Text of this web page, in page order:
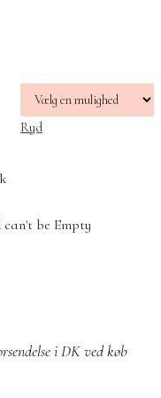
Ryd
can't be Empty
i DK ved køb